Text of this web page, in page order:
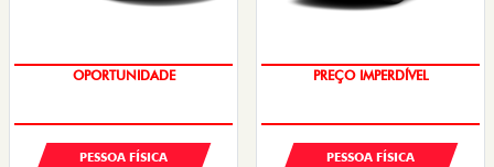
OPORTUNIDADE
PESSOA FÍSICA
PREÇO IMPERDÍVEL
PESSOA FÍSICA